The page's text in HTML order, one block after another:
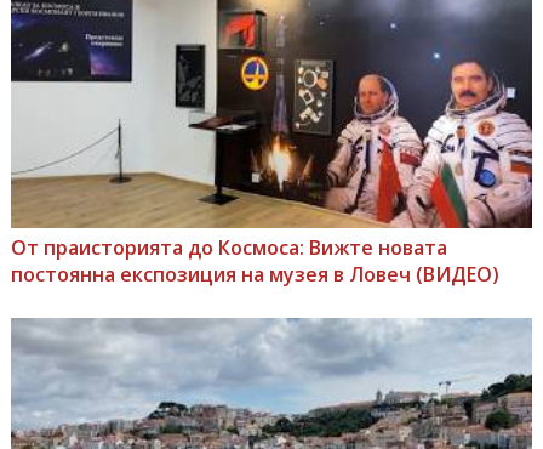
От праисторията до Космоса: Вижте новата
постоянна експозиция на музея в Ловеч (ВИДЕО)